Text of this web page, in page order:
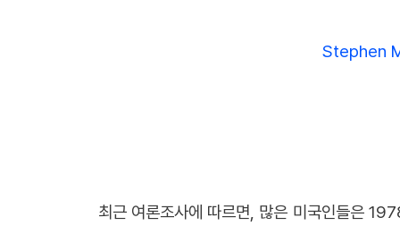
Stephen
최근 여론조사에 따르면, 많은 미국인들은